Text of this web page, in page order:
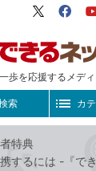
歩を応援するメデ
X（旧
索 カ
特典
するには -『で